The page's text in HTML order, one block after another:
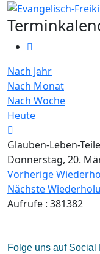
Nach Jahr
Nach Monat
Nach Woche
Heute
Glauben-Leben-
Donnerstag, 20.
Vorherige
Nächste
Aufrufe : 381382
Folge uns auf Social